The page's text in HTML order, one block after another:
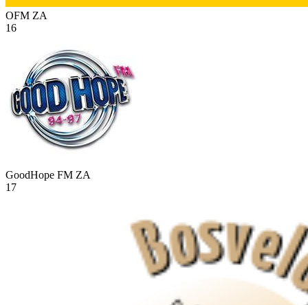
OFM ZA
16
GoodHope FM ZA
17